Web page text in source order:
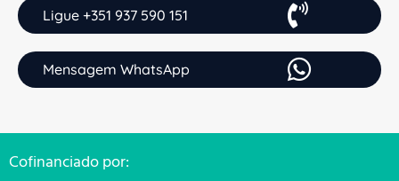
Ligue +351 937 590 151
Mensagem WhatsApp
Cofinanciado por: